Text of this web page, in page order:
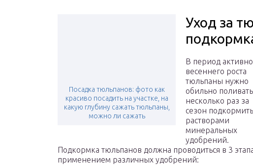
Посадка тюльпанов: фото как
красиво посадить на участке, на
какую глубину сажать тюльпаны,
можно ли сажать
Уход за
В период
весеннего роста
тюльпаны нужно
обильно
несколько раз за
сезон подкормить
растворами
минеральных
удобрений.
Подкормка тюльпанов должна проводиться в 3
применением различных удобрений: